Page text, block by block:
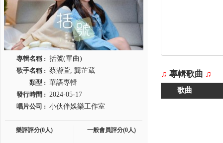
專輯名稱 : 括號(單曲)
歌手名稱 : 蔡瀞萱, 龔芷葳
類型 : 華語專輯
發行時間 : 2024-05-17
唱片公司 : 小伙伴娛樂工作室
樂評評分(0人) 一般會員評分(0人)
♫ 專輯歌曲 ♫
歌曲